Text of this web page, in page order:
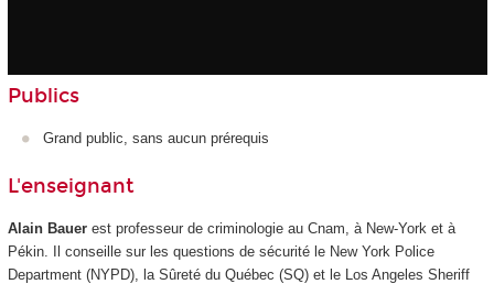
Publics
Grand public, sans aucun prérequis
L'enseignant
Alain Bauerest professeur de criminologie au Cnam, à New-York et à
Pékin. Il conseille sur les questions de sécurité le New York Police
Department (NYPD), la Sûreté du Québec (SQ) et le Los Angeles Sheriff